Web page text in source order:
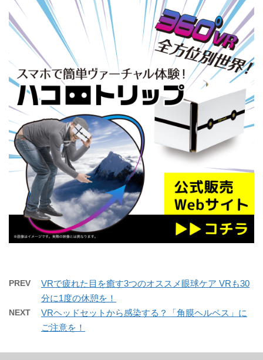
PREV
VRで疲れた目を癒す3つのオススメ眼球ケア VRも30
分に1度の休憩を！
NEXT
VRヘッドセットから感染する？「角膜ヘルペス」に
ご注意を！